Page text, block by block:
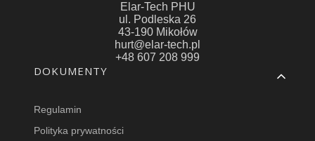
Elar-Tech PHU
ul. Podleska 26
43-190 Mikołów
hurt@elar-tech.pl
+48 607 208 999
Linki w stopce
DOKUMENTY
Regulamin
Polityka prywatności